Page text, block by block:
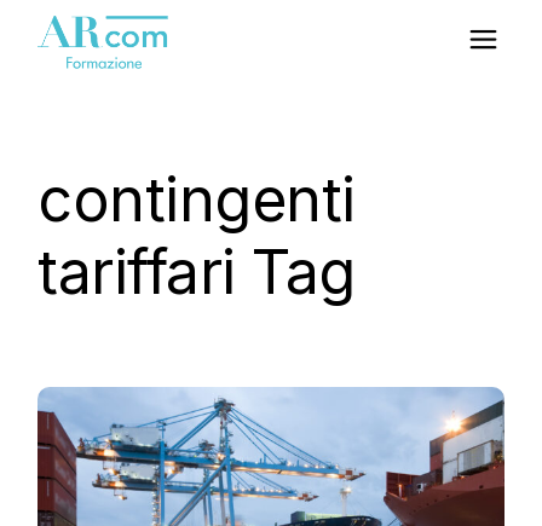
content
contingenti
tariffari Tag